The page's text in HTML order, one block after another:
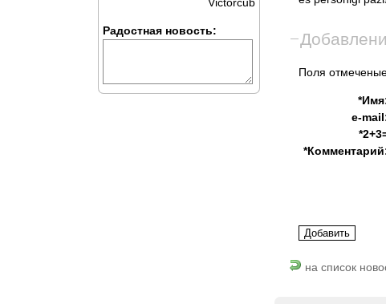
Поля
e-
на список
Радостная новость: